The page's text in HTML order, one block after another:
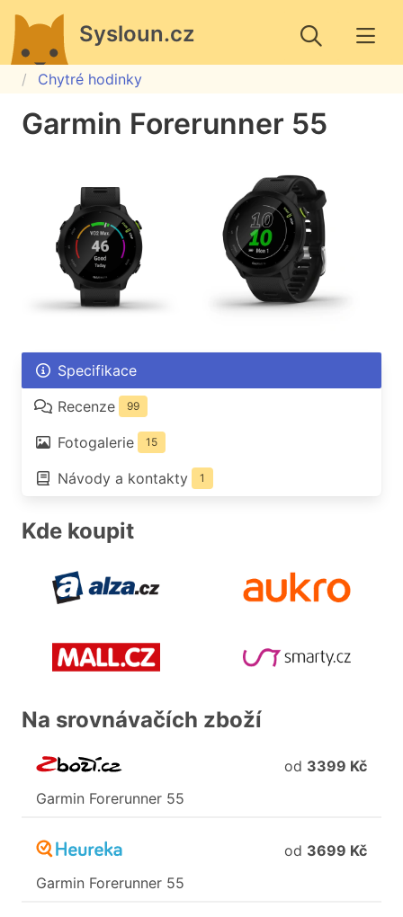
Sysloun.cz
Chytré hodinky
Garmin Forerunner 55
Specifikace
Recenze
99
Fotogalerie 15
Návody a kontakty 1
Kde koupit
Na srovnávačích zboží
Garmin Forerunner 55
od 3399 Kč
Garmin Forerunner 55
od 3699 Kč